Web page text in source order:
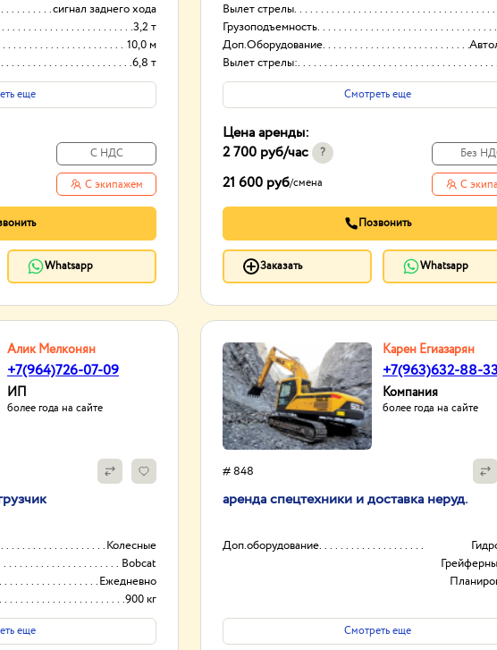
сигнал заднего хода
3,2 т
10,0 м
6,8 т
еще
С НДС
С экипажем
Whatsapp
Вылет стрелы
Грузоподъемность
Доп.Оборудование
Вылет стрелы:
Смотреть еще
Цена аренды:
2 700 руб/час ?
21 600 руб/смена
Без
С
Позвонить
Заказать Whatsapp
Алик Мелконян
+7(964)726-07-09
ИП
более года на сайте
Колесные
Bobcat
Ежедневно
900 кг
еще
Карен Егиазарян
+7(963)632-88-
Компания
более года на сайте
# 848
аренда спецтехники и доставка неруд.
Доп.оборудование
И
Смотреть еще